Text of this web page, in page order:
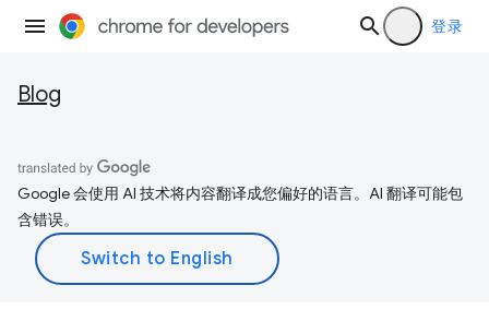
登录
Blog
Google 会使用 AI 技术将内容翻译成您偏好的语言。AI 翻译可能包
含错误。